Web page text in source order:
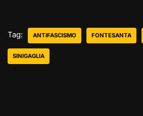
Tag: ANTIFASCISMO FONTESANTA
SINIGAGLIA